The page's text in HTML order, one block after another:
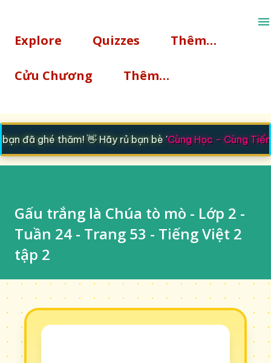
Explore Quizzes Thêm…
Cửu Chương Thêm…
đã ghé thăm! 👋 Hãy rủ bạn bè 'Cùng Học - Cùng Tiến'
Gấu trắng là Chúa tò mò - Lớp 2 -
Tuần 24 - Trang 53 - Tiếng Việt 2
tập 2